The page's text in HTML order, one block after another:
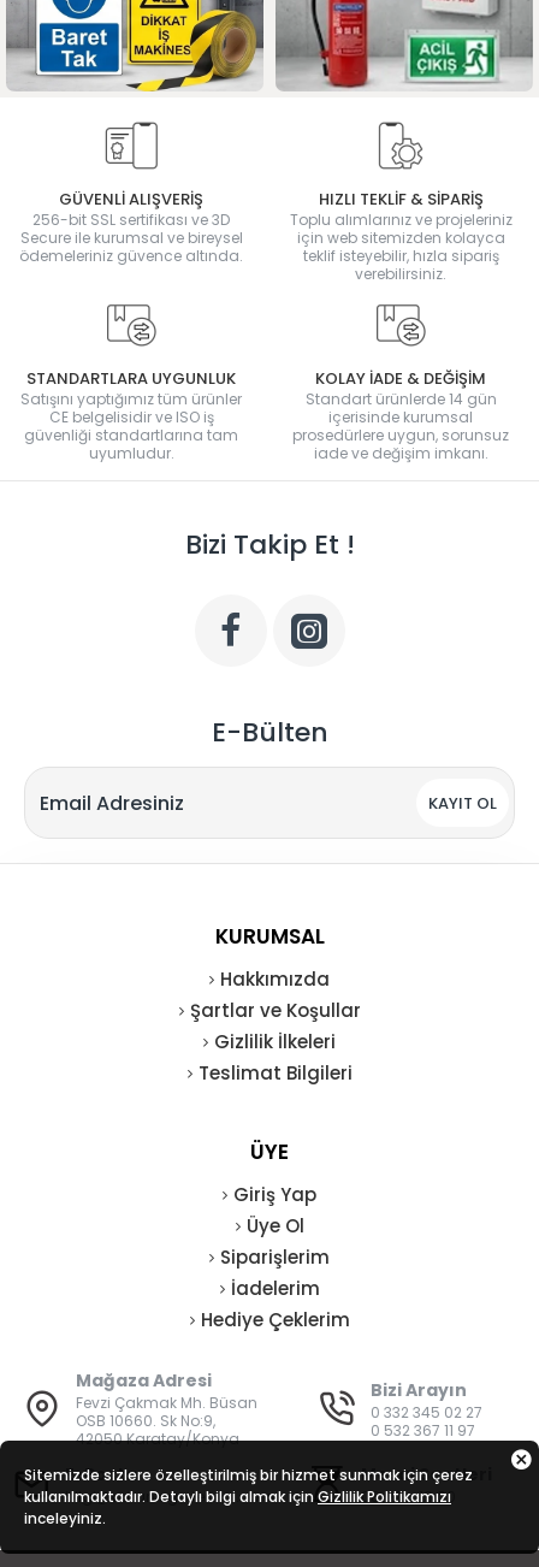
GÜVENLİ ALIŞVERİŞ
256-bit SSL sertifikası ve 3D
Secure ile kurumsal ve bireysel
ödemeleriniz güvence altında.
HIZLI TEKLİF & SİPARİŞ
Toplu alımlarınız ve projeleriniz
için web sitemizden kolayca
teklif isteyebilir, hızla sipariş
verebilirsiniz.
STANDARTLARA UYGUNLUK
Satışını yaptığımız tüm ürünler
CE belgelisidir ve ISO iş
güvenliği standartlarına tam
uyumludur.
KOLAY İADE & DEĞİŞİM
Standart ürünlerde 14 gün
içerisinde kurumsal
prosedürlere uygun, sorunsuz
iade ve değişim imkanı.
Bizi Takip Et !
E-Bülten
KAYIT OL
KURUMSAL
Hakkımızda
Şartlar ve Koşullar
Gizlilik İlkeleri
Teslimat Bilgileri
ÜYE
Giriş Yap
Üye Ol
Siparişlerim
İadelerim
Hediye Çeklerim
Mağaza Adresi
Fevzi Çakmak Mh. Büsan
OSB 10660. Sk No:9,
42050 Karatay/Konya
Bizi Arayın
0 332 345 02 27
0 532 367 11 97
E-Posta
bilgi@vatanisguvenligi.com
Mesai Saatleri
08:00 - 19:00
Sitemizde sizlere özelleştirilmiş bir hizmet sunmak için çerez
kullanılmaktadır. Detaylı bilgi almak için Gizlilik Politikamızı
inceleyiniz.